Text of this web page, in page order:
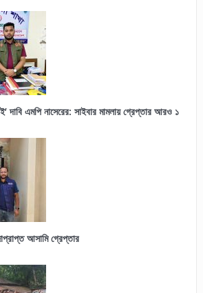
দাবি এমপি নাসেরের: সাইবার মামলায় গ্রেপ্তার আরও ১
আসামি গ্রেপ্তার